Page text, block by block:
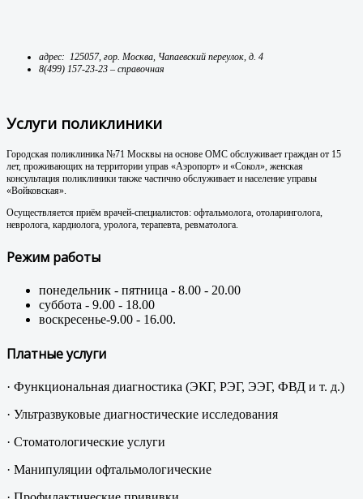
адрес: 125057, гор. Москва, Чапаевский переулок, д. 4
8(499) 157-23-23 – справочная
Услуги поликлиники
Городская поликлиника №71 Москвы на основе ОМС обслуживает граждан от 15
лет, проживающих на территории управ «Аэропорт» и «Сокол», женская
консультация поликлиники также частично обслуживает и население управы
«Войковская».
Осуществляется приём врачей-специалистов: офтальмолога, отоларинголога,
невролога, кардиолога, уролога, терапевта, ревматолога.
Режим работы
понедельник - пятница - 8.00 - 20.00
суббота - 9.00 - 18.00
воскресенье-9.00 - 16.00.
Платные услуги
· Функциональная диагностика (ЭКГ, РЭГ, ЭЭГ, ФВД и т. д.)
· Ультразвуковые диагностические исследования
· Стоматологические услуги
· Манипуляции офтальмологические